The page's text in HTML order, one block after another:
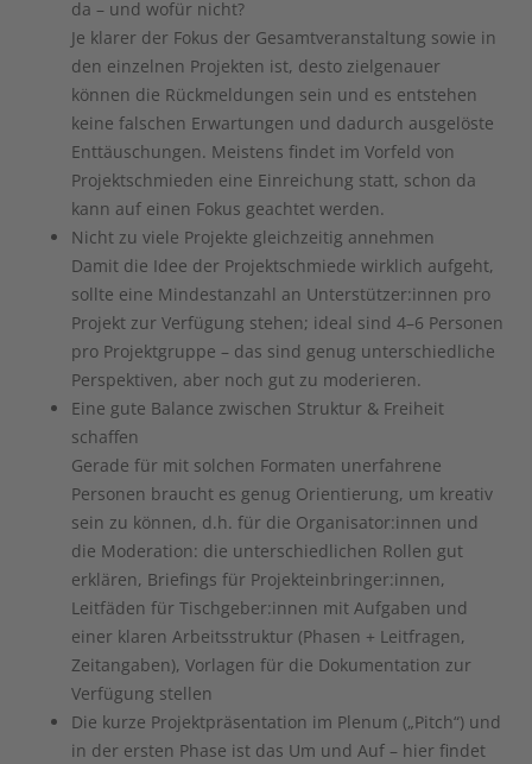
da – und wofür nicht?
Je klarer der Fokus der Gesamtveranstaltung sowie in
den einzelnen Projekten ist, desto zielgenauer
können die Rückmeldungen sein und es entstehen
keine falschen Erwartungen und dadurch ausgelöste
Enttäuschungen. Meistens findet im Vorfeld von
Projektschmieden eine Einreichung statt, schon da
kann auf einen Fokus geachtet werden.
Nicht zu viele Projekte gleichzeitig annehmen
Damit die Idee der Projektschmiede wirklich aufgeht,
sollte eine Mindestanzahl an Unterstützer:innen pro
Projekt zur Verfügung stehen; ideal sind 4–6 Personen
pro Projektgruppe – das sind genug unterschiedliche
Perspektiven, aber noch gut zu moderieren.
Eine gute Balance zwischen Struktur & Freiheit
schaffen
Gerade für mit solchen Formaten unerfahrene
Personen braucht es genug Orientierung, um kreativ
sein zu können, d.h. für die Organisator:innen und
die Moderation: die unterschiedlichen Rollen gut
erklären, Briefings für Projekteinbringer:innen,
Leitfäden für Tischgeber:innen mit Aufgaben und
einer klaren Arbeitsstruktur (Phasen + Leitfragen,
Zeitangaben), Vorlagen für die Dokumentation zur
Verfügung stellen
Die kurze Projektpräsentation im Plenum („Pitch“) und
in der ersten Phase ist das Um und Auf – hier findet